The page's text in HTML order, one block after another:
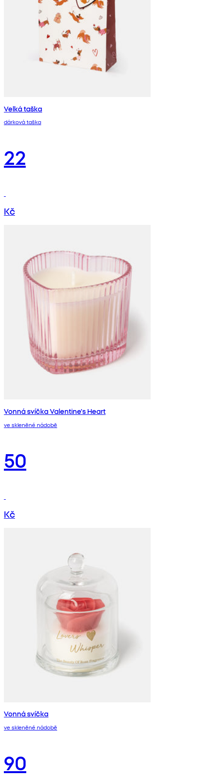
Velká taška
dárková taška
22
Kč
Vonná svíčka Valentine's Heart
ve skleněné nádobě
50
Kč
Vonná svíčka
ve skleněné nádobě
90